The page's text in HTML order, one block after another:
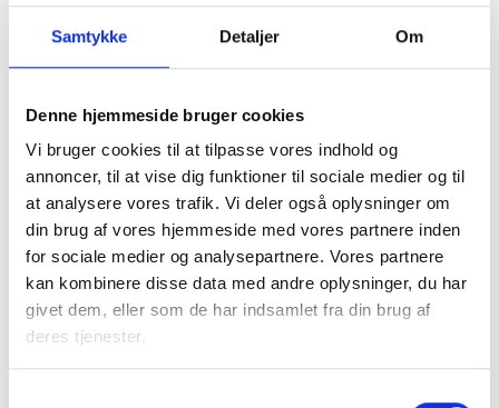
Samtykke Detaljer Om
Denne hjemmeside bruger cookies
Vi bruger cookies til at tilpasse vores indhold og
annoncer, til at vise dig funktioner til sociale medier og til
at analysere vores trafik. Vi deler også oplysninger om
din brug af vores hjemmeside med vores partnere inden
for sociale medier og analysepartnere. Vores partnere
kan kombinere disse data med andre oplysninger, du har
givet dem, eller som de har indsamlet fra din brug af
deres tjenester.
I samarbejde med kommunen tager den almene sektor
socialt ansvar og løser en række opgaver, blandt andet
med boligsocial anvisning og aftaler om fleksibel udlejning
af de almene boliger.
Almene boliger drives uden profit, så ingen tjener på
huslejen. En del af beboernes husleje går til
Landsbyggefonden, som støtter fysiske og sociale
indsatser i almene boligområder. Dette sikrer, at by- og